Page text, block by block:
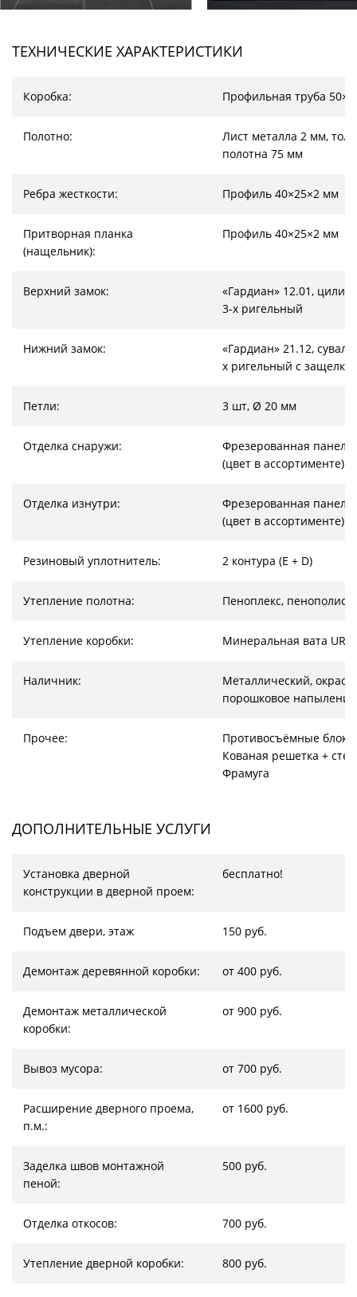
ТЕХНИЧЕСКИЕ ХАРАКТЕРИСТИКИ
Коробка: Профильная труба
Полотно:
Лист металла 2 мм,
полотна 75 мм
Ребра жесткости: Профиль 40×25×2 мм
Притворная планка
(нащельник):
Профиль 40×25×2 мм
Верхний замок:
«Гардиан» 12.01,
3-х ригельный
Нижний замок:
«Гардиан» 21.12,
х ригельный с
Петли: 3 шт, Ø 20 мм
Отделка снаружи:
Фрезерованная
(цвет в ассортименте)
Отделка изнутри:
Фрезерованная
(цвет в ассортименте)
Резиновый уплотнитель: 2 контура (E + D)
Утепление полотна: Пеноплекс,
Утепление коробки: Минеральная вата
Наличник:
Металлический, окрас –
порошковое напыление
Прочее:
Противосъёмные
Кованая решетка +
Фрамуга
ДОПОЛНИТЕЛЬНЫЕ УСЛУГИ
Установка дверной
конструкции в дверной проем:
бесплатно!
Подъем двери, этаж 150 руб.
Демонтаж деревянной коробки: от 400 руб.
Демонтаж металлической
коробки:
от 900 руб.
Вывоз мусора: от 700 руб.
Расширение дверного проема,
п.м.:
от 1600 руб.
Заделка швов монтажной
пеной:
500 руб.
Отделка откосов: 700 руб.
Утепление дверной коробки: 800 руб.